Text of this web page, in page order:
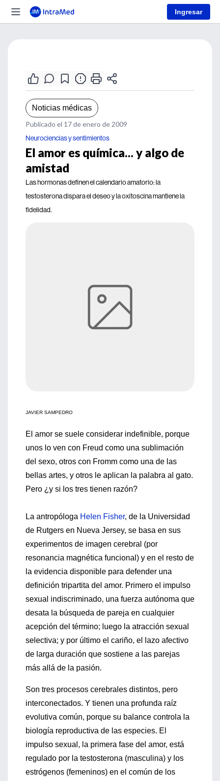
Ingresar
Noticias médicas
Publicado el 17 de enero de 2009
Neurociencias y sentimientos
El amor es química... y algo de
amistad
Las hormonas definen el calendario amatorio: la
testosterona dispara el deseo y la oxitoscina mantiene la
fidelidad.
JAVIER SAMPEDRO
El amor se suele considerar indefinible, porque
unos lo ven con Freud como una sublimación
del sexo, otros con Fromm como una de las
bellas artes, y otros le aplican la palabra al gato.
Pero ¿y si los tres tienen razón?
La antropóloga Helen Fisher, de la Universidad
de Rutgers en Nueva Jersey, se basa en sus
experimentos de imagen cerebral (por
resonancia magnética funcional) y en el resto de
la evidencia disponible para defender una
definición tripartita del amor. Primero el impulso
sexual indiscriminado, una fuerza autónoma que
desata la búsqueda de pareja en cualquier
acepción del término; luego la atracción sexual
selectiva; y por último el cariño, el lazo afectivo
de larga duración que sostiene a las parejas
más allá de la pasión.
Son tres procesos cerebrales distintos, pero
interconectados. Y tienen una profunda raíz
evolutiva común, porque su balance controla la
biología reproductiva de las especies. El
impulso sexual, la primera fase del amor, está
regulado por la testosterona (masculina) y los
estrógenos (femeninos) en el común de los